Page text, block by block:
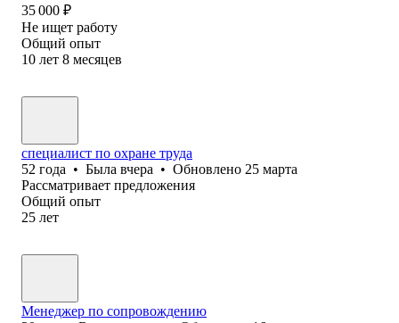
35 000 ₽
Не ищет работу
Общий опыт
10 лет 8 месяцев
специалист по охране труда
52 года • Была вчера • Обновлено 25 марта
Рассматривает предложения
Общий опыт
25 лет
Менеджер по сопровождению